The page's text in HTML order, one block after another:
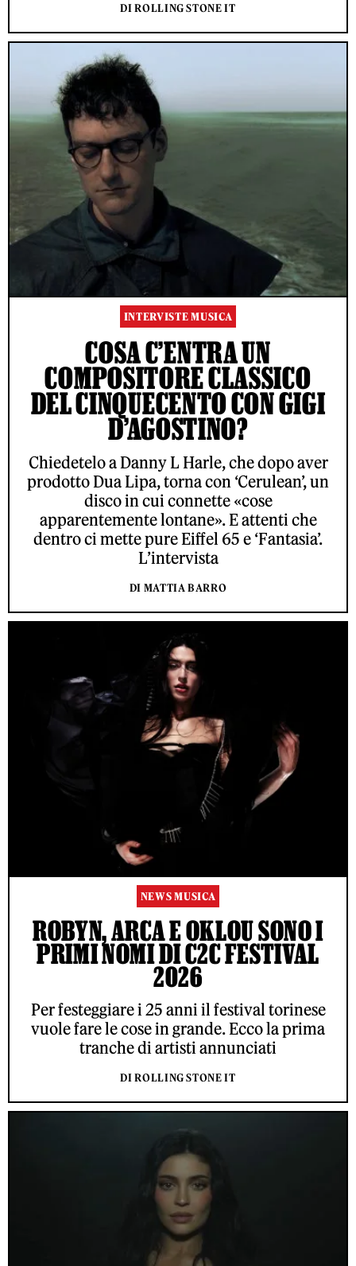
DI ROLLING STONE IT
INTERVISTE MUSICA
COSA C’ENTRA UN
COMPOSITORE CLASSICO
DEL CINQUECENTO CON GIGI
D’AGOSTINO?
Chiedetelo a Danny L Harle, che dopo aver
prodotto Dua Lipa, torna con ‘Cerulean’, un
disco in cui connette «cose
apparentemente lontane». E attenti che
dentro ci mette pure Eiffel 65 e ‘Fantasia’.
L’intervista
DI MATTIA BARRO
NEWS MUSICA
ROBYN, ARCA E OKLOU SONO I
PRIMI NOMI DI C2C FESTIVAL
2026
Per festeggiare i 25 anni il festival torinese
vuole fare le cose in grande. Ecco la prima
tranche di artisti annunciati
DI ROLLING STONE IT